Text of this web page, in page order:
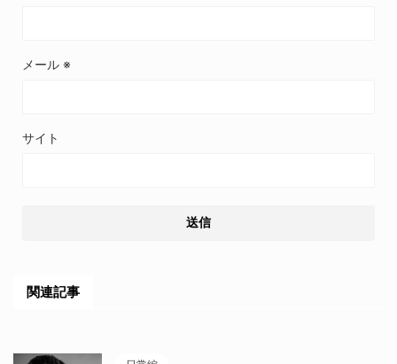
メール ※
サイト
関連記事